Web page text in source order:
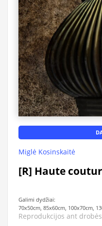
Miglė Kosinskaitė
[R] Haute
Galimi dydžiai:
70x50cm, 85x60cm, 100x70cm,
Reprodukcijos ant drobės